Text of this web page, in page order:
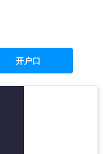
开户口